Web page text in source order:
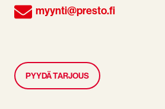
myynti@presto.fi
PYYDÄ TARJOUS